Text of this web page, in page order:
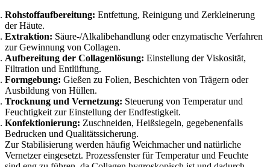
Rohstoffaufbereitung: Entfettung, Reinigung und Zerkleinerung
der Häute.
Extraktion: Säure-/Alkalibehandlung oder enzymatische Verfahren
zur Gewinnung von Collagen.
Aufbereitung der Collagenlösung: Einstellung der Viskosität,
Filtration und Entlüftung.
Formgebung: Gießen zu Folien, Beschichten von Trägern oder
Ausbildung von Hüllen.
Trocknung und Vernetzung: Steuerung von Temperatur und
Feuchtigkeit zur Einstellung der Endfestigkeit.
Konfektionierung: Zuschneiden, Heißsiegeln, gegebenenfalls
Bedrucken und Qualitätssicherung.
Zur Stabilisierung werden häufig Weichmacher und natürliche
Vernetzer eingesetzt. Prozessfenster für Temperatur und Feuchte